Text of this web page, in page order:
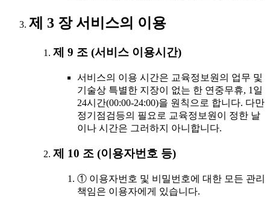
제 3 장 서비스의 이용
제 9 조 (서비스 이용시간)
서비스의 이용 시간은 교육정보원의 업무 및
기술상 특별한 지장이 없는 한 연중무휴, 1일
24시간(00:00-24:00)을 원칙으로 합니다. 다만
정기점검등의 필요로 교육정보원이 정한 날
이나 시간은 그러하지 아니합니다.
제 10 조 (이용자번호 등)
① 이용자번호 및 비밀번호에 대한 모든 관리
책임은 이용자에게 있습니다.